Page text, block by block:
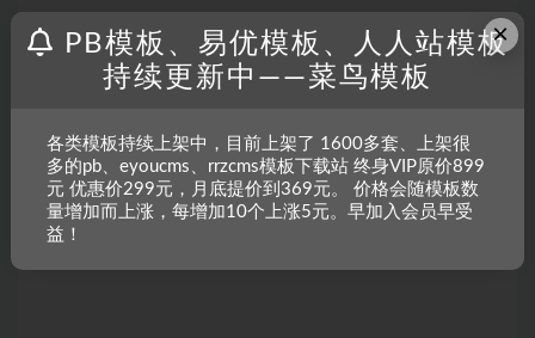
×
PB模板、易优模板、人人站模板
持续更新中——菜鸟模板
各类模板持续上架中，目前上架了 1600多套、上架很
多的pb、eyoucms、rrzcms模板下载站 终身VIP原价899
元 优惠价299元，月底提价到369元。 价格会随模板数
量增加而上涨，每增加10个上涨5元。早加入会员早受
益！